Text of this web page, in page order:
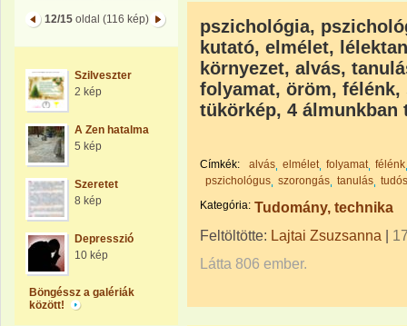
12/15oldal (116 kép)
Szilveszter
2 kép
A Zen hatalma
5 kép
Szeretet
8 kép
Depresszió
10 kép
Böngéssz a galériák
között!
pszichológia,
kutató, elmélet,
környezet, alvás,
folyamat, öröm, félénk,
tükörkép, 4 álmunkban
Címkék: alvás elmélet folyamat félénk
pszichológus szorongás tanulás tudós
Kategória: Tudomány, technika
Feltöltötte: Lajtai Zsuzsanna |
Látta 806 ember.